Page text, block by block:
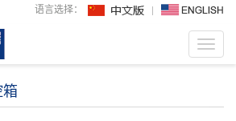
语言选择：